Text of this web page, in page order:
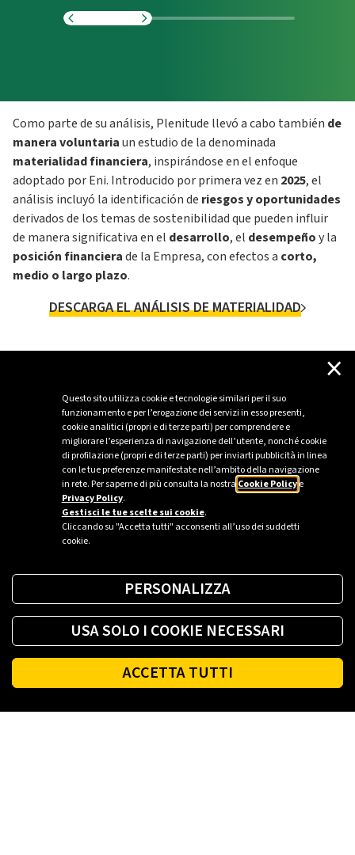
Questo sito utilizza cookie e tecnologie similari per il suo
funzionamento e per l’erogazione dei servizi in esso presenti,
cookie analitici (propri e di terze parti) per comprendere e
migliorare l’esperienza di navigazione dell’utente, nonché cookie
di profilazione (propri e di terze parti) per inviarti pubblicità in linea
con le tue preferenze manifestate nell’ambito della navigazione
in rete. Per saperne di più consulta la nostra Cookie Policye
Privacy Policy.
Gestisci le tue scelte sui cookie.
Cliccando su "Accetta tutti" acconsenti all’uso dei suddetti
cookie.
×
PERSONALIZZA
USA SOLO I COOKIE NECESSARI
ACCETTA TUTTI
Como parte de su análisis, Plenitude llevó a cabo también de
manera voluntariaun estudio de la denominada
materialidad financiera, inspirándose en el enfoque
adoptado por Eni. Introducido por primera vez en 2025, el
análisis incluyó la identificación de riesgos y oportunidades
derivados de los temas de sostenibilidad que pueden influir
de manera significativa en el desarrollo, el desempeñoy la
posición financierade la Empresa, con efectos a corto,
medio o largo plazo.
DESCARGA EL ANÁLISIS DE MATERIALIDAD
Análisis de materialidad
Informe de Sostenibilidad e Impacto 2025
Comunicado de prensa